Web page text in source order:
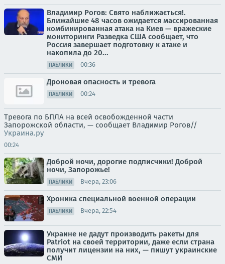
Владимир Рогов: Свято наближається!.
Ближайшие 48 часов ожидается массированная
комбинированная атака на Киев — вражеские
мониторинги Разведка США сообщает, что
Россия завершает подготовку к атаке и
накопила до 20...
ПАБЛИКИ 00:36
Дроновая опасность и тревога
ПАБЛИКИ 00:24
Тревога по БПЛА на всей освобожденной части
Запорожской области, — сообщает Владимир Рогов//
Украина.ру
00:24
Доброй ночи, дорогие подписчики! Доброй
ночи, Запорожье!
ПАБЛИКИ Вчера, 23:06
Хроника специальной военной операции
ПАБЛИКИ Вчера, 22:54
Украине не дадут производить ракеты для
Patriot на своей территории, даже если страна
получит лицензии на них, — пишут украинские
СМИ